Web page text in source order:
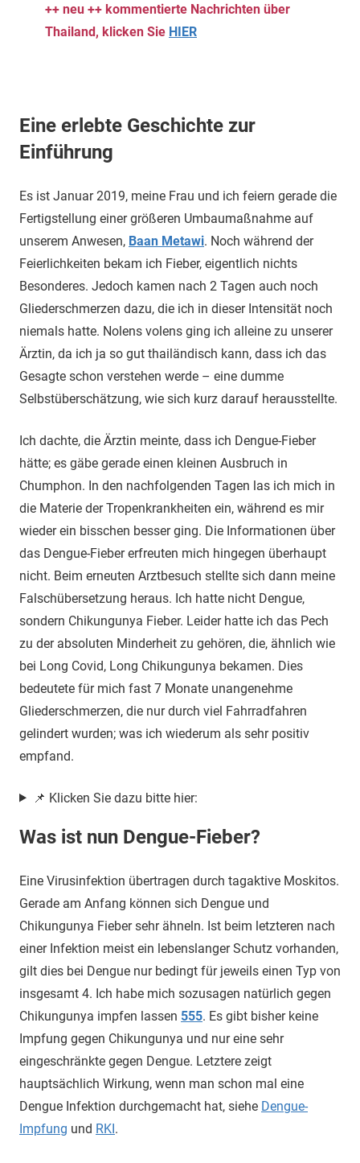
++ neu ++ kommentierte Nachrichten über
Thailand, klicken Sie HIER
Eine erlebte Geschichte zur
Einführung
Es ist Januar 2019, meine Frau und ich feiern gerade die
Fertigstellung einer größeren Umbaumaßnahme auf
unserem Anwesen, Baan Metawi. Noch während der
Feierlichkeiten bekam ich Fieber, eigentlich nichts
Besonderes. Jedoch kamen nach 2 Tagen auch noch
Gliederschmerzen dazu, die ich in dieser Intensität noch
niemals hatte. Nolens volens ging ich alleine zu unserer
Ärztin, da ich ja so gut thailändisch kann, dass ich das
Gesagte schon verstehen werde – eine dumme
Selbstüberschätzung, wie sich kurz darauf herausstellte.
Ich dachte, die Ärztin meinte, dass ich Dengue-Fieber
hätte; es gäbe gerade einen kleinen Ausbruch in
Chumphon. In den nachfolgenden Tagen las ich mich in
die Materie der Tropenkrankheiten ein, während es mir
wieder ein bisschen besser ging. Die Informationen über
das Dengue-Fieber erfreuten mich hingegen überhaupt
nicht. Beim erneuten Arztbesuch stellte sich dann meine
Falschübersetzung heraus. Ich hatte nicht Dengue,
sondern Chikungunya Fieber. Leider hatte ich das Pech
zu der absoluten Minderheit zu gehören, die, ähnlich wie
bei Long Covid, Long Chikungunya bekamen. Dies
bedeutete für mich fast 7 Monate unangenehme
Gliederschmerzen, die nur durch viel Fahrradfahren
gelindert wurden; was ich wiederum als sehr positiv
empfand.
📌 Klicken Sie dazu bitte hier:
Was ist nun Dengue-Fieber?
Eine Virusinfektion übertragen durch tagaktive Moskitos.
Gerade am Anfang können sich Dengue und
Chikungunya Fieber sehr ähneln. Ist beim letzteren nach
einer Infektion meist ein lebenslanger Schutz vorhanden,
gilt dies bei Dengue nur bedingt für jeweils einen Typ von
insgesamt 4. Ich habe mich sozusagen natürlich gegen
Chikungunya impfen lassen 555. Es gibt bisher keine
Impfung gegen Chikungunya und nur eine sehr
eingeschränkte gegen Dengue. Letztere zeigt
hauptsächlich Wirkung, wenn man schon mal eine
Dengue Infektion durchgemacht hat, siehe Dengue-
Impfung und RKI.